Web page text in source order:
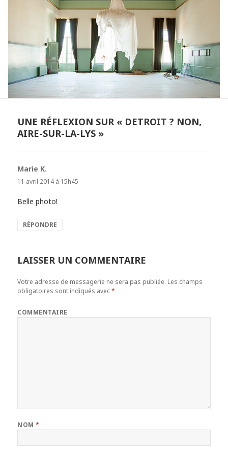
UNE RÉFLEXION SUR « DETROIT ? NON,
AIRE-SUR-LA-LYS »
Marie K.
11 avril 2014 à 15h45
Belle photo!
RÉPONDRE
LAISSER UN COMMENTAIRE
Votre adresse de messagerie ne sera pas publiée. Les champs
obligatoires sont indiqués avec*
COMMENTAIRE
NOM*